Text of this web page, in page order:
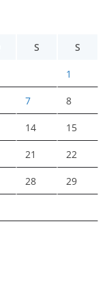
S S
1
7 8
14 15
21 22
28 29